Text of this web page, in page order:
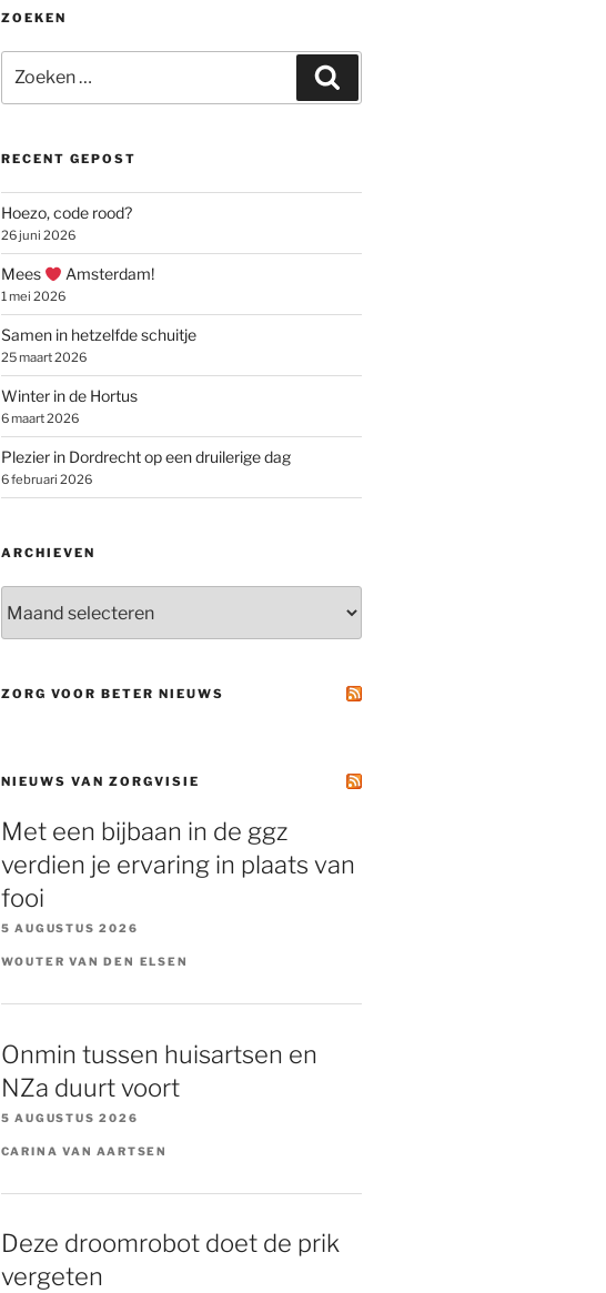
ZOEKEN
naar:
RECENT GEPOST
Hoezo, code rood?
26 juni 2026
Mees Amsterdam!
1 mei 2026
Samen in hetzelfde schuitje
25 maart 2026
Winter in de Hortus
6 maart 2026
Plezier in Dordrecht op een druilerige dag
6 februari 2026
ARCHIEVEN
ZORG VOOR BETER NIEUWS
NIEUWS VAN ZORGVISIE
Met een bijbaan in de ggz
verdien je ervaring in plaats van
fooi
5 AUGUSTUS 2026
WOUTER VAN DEN ELSEN
Onmin tussen huisartsen en
NZa duurt voort
5 AUGUSTUS 2026
CARINA VAN AARTSEN
Deze droomrobot doet de prik
vergeten